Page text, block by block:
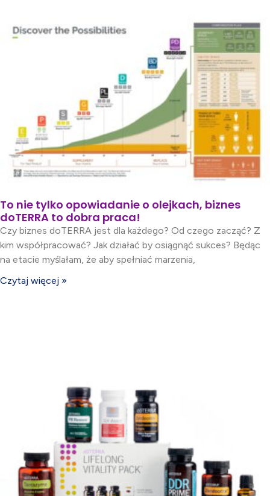
To nie tylko opowiadanie o olejkach, biznes
doTERRA to dobra praca!
Czy biznes doTERRA jest dla każdego? Od czego zacząć? Z
kim współpracować? Jak działać by osiągnąć sukces? Będąc
na etacie myślałam, że aby spełniać marzenia,
Czytaj więcej »